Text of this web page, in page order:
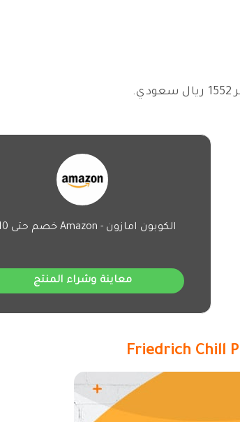
الكوبون امازون - Amazon خصم حتى 10%
معاينة وشراء المنتج